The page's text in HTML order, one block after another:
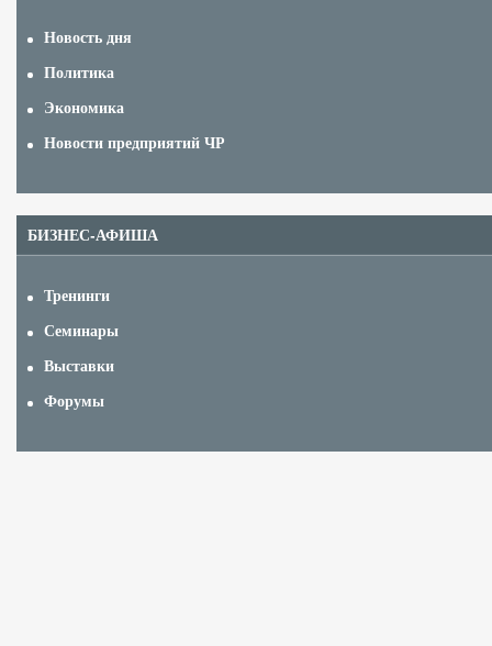
Новость дня
Политика
Экономика
Новости предприятий ЧР
БИЗНЕС-АФИША
Тренинги
Семинары
Выставки
Форумы